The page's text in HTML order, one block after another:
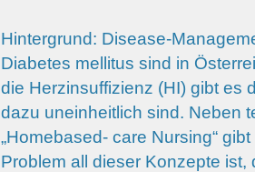
Hintergrund: Disease-
Diabetes mellitus sind in
die Herzinsuffizienz (HI) gibt es
dazu uneinheitlich sind. Neben
„Homebased- care Nursing“
Problem all dieser Konzepte